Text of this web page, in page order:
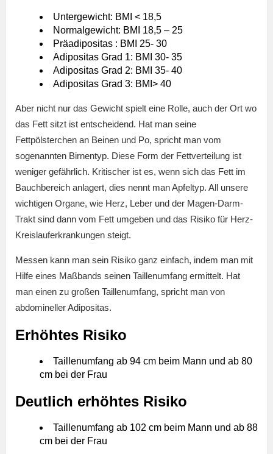
Untergewicht: BMI < 18,5
Normalgewicht: BMI 18,5 – 25
Präadipositas : BMI 25- 30
Adipositas Grad 1: BMI 30- 35
Adipositas Grad 2: BMI 35- 40
Adipositas Grad 3: BMI> 40
Aber nicht nur das Gewicht spielt eine Rolle, auch der Ort wo
das Fett sitzt ist entscheidend. Hat man seine
Fettpölsterchen an Beinen und Po, spricht man vom
sogenannten Birnentyp. Diese Form der Fettverteilung ist
weniger gefährlich. Kritischer ist es, wenn sich das Fett im
Bauchbereich anlagert, dies nennt man Apfeltyp. All unsere
wichtigen Organe, wie Herz, Leber und der Magen-Darm-
Trakt sind dann vom Fett umgeben und das Risiko für Herz-
Kreislauferkrankungen steigt.
Messen kann man sein Risiko ganz einfach, indem man mit
Hilfe eines Maßbands seinen Taillenumfang ermittelt. Hat
man einen zu großen Taillenumfang, spricht man von
abdomineller Adipositas.
Erhöhtes Risiko
Taillenumfang ab 94 cm beim Mann und ab 80
cm bei der Frau
Deutlich erhöhtes Risiko
Taillenumfang ab 102 cm beim Mann und ab 88
cm bei der Frau